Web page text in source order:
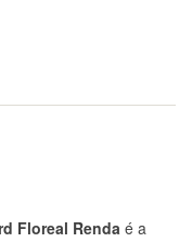
Floreal Renda é a